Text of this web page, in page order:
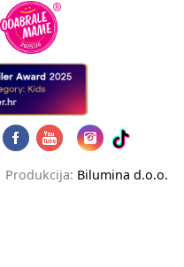
Produkcija: Bilumina d.o.o.